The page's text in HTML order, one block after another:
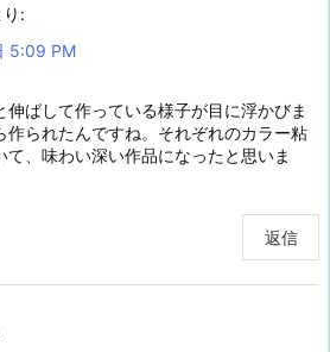
り:
5:09 PM
ばして作っている様子が目に浮かびま
作られたんですね。それぞれのカラー粘
、味わい深い作品になったと思いま
返信